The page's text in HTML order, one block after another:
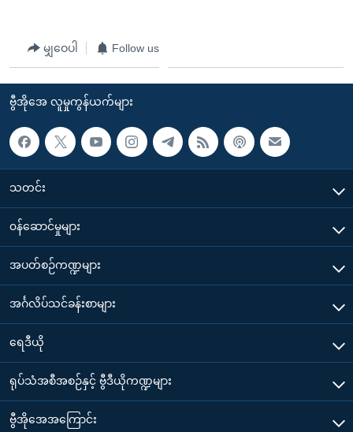
မျှဝေပါ Follow us
ဗွီအိုအေ လူမှုကွန်ယက်များ
သတင်း
၀န်ဆောင်မှုများ
အပတ်စဉ်ကဏ္ဍများ
အင်္ဂလိပ်သင်ခန်းစာများ
ရေဒီယို
ရုပ်သံအစီအစဉ်နှင့် ဗွီဒီယိုကဏ္ဍများ
ဗွီအိုအေအကြောင်း